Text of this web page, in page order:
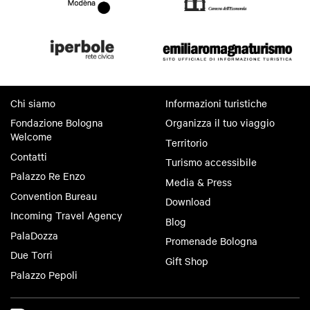
Chi siamo
Fondazione Bologna
Welcome
Contatti
Palazzo Re Enzo
Convention Bureau
Incoming Travel Agency
PalaDozza
Due Torri
Palazzo Pepoli
Informazioni turistiche
Organizza il tuo viaggio
Territorio
Turismo accessibile
Media & Press
Download
Blog
Promenade Bologna
Gift Shop